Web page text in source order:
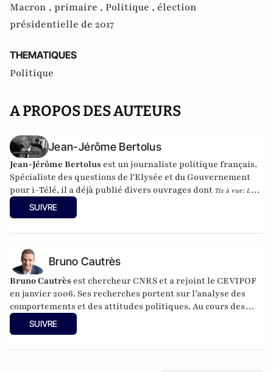
Macron , primaire , Politique , élection
présidentielle de 2017
THEMATIQUES
Politique
A PROPOS DES AUTEURS
Jean-Jérôme Bertolus
Jean-Jérôme Bertolus est un journaliste politique français.
Spécialiste des questions de l'Elysée et du Gouvernement
pour i-Télé, il a déjà publié divers ouvrages dont Tir à vue: La
folle histoire des présidentielles
2011 (disponibleici).
SUIVRE
Bruno Cautrès
Bruno Cautrès est chercheur CNRS et a rejoint le CEVIPOF
en janvier 2006. Ses recherches portent sur l’analyse des
comportements et des attitudes politiques. Au cours des
années récentes, il a participé à différentes recherches
françaises ou européennes portant sur la participation
SUIVRE